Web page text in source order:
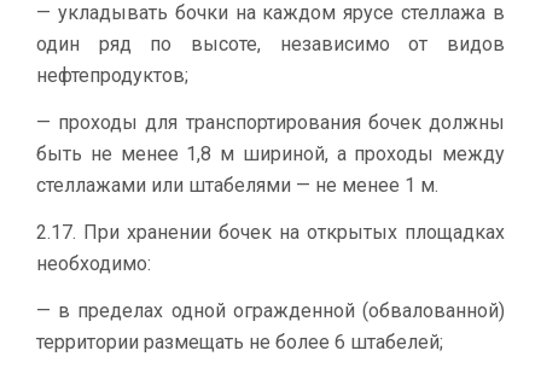
— укладывать бочки на каждом ярусе стеллажа в
один ряд по высоте, независимо от видов
нефтепродуктов;
— проходы для транспортирования бочек должны
быть не менее 1,8 м шириной, а проходы между
стеллажами или штабелями — не менее 1 м.
2.17. При хранении бочек на открытых площадках
необходимо:
— в пределах одной огражденной (обвалованной)
территории размещать не более 6 штабелей;